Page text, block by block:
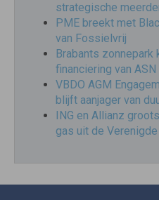
strategische
PME breekt met
van Fossielvrij
Brabants zonnepark
financiering van
VBDO AGM
blijft aanjager van
ING en Allianz
gas uit de